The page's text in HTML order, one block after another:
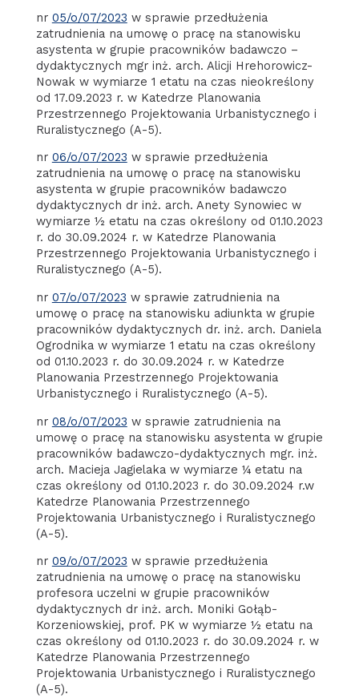
nr 05/o/07/2023 w sprawie przedłużenia
zatrudnienia na umowę o pracę na stanowisku
asystenta w grupie pracowników badawczo –
dydaktycznych mgr inż. arch. Alicji Hrehorowicz-
Nowak w wymiarze 1 etatu na czas nieokreślony
od 17.09.2023 r. w Katedrze Planowania
Przestrzennego Projektowania Urbanistycznego i
Ruralistycznego (A-5).
nr 06/o/07/2023 w sprawie przedłużenia
zatrudnienia na umowę o pracę na stanowisku
asystenta w grupie pracowników badawczo
dydaktycznych dr inż. arch. Anety Synowiec w
wymiarze ½ etatu na czas określony od 01.10.2023
r. do 30.09.2024 r. w Katedrze Planowania
Przestrzennego Projektowania Urbanistycznego i
Ruralistycznego (A-5).
nr 07/o/07/2023 w sprawie zatrudnienia na
umowę o pracę na stanowisku adiunkta w grupie
pracowników dydaktycznych dr. inż. arch. Daniela
Ogrodnika w wymiarze 1 etatu na czas określony
od 01.10.2023 r. do 30.09.2024 r. w Katedrze
Planowania Przestrzennego Projektowania
Urbanistycznego i Ruralistycznego (A-5).
nr 08/o/07/2023 w sprawie zatrudnienia na
umowę o pracę na stanowisku asystenta w grupie
pracowników badawczo-dydaktycznych mgr. inż.
arch. Macieja Jagielaka w wymiarze ¼ etatu na
czas określony od 01.10.2023 r. do 30.09.2024 r.w
Katedrze Planowania Przestrzennego
Projektowania Urbanistycznego i Ruralistycznego
(A-5).
nr 09/o/07/2023 w sprawie przedłużenia
zatrudnienia na umowę o pracę na stanowisku
profesora uczelni w grupie pracowników
dydaktycznych dr inż. arch. Moniki Gołąb-
Korzeniowskiej, prof. PK w wymiarze ½ etatu na
czas określony od 01.10.2023 r. do 30.09.2024 r. w
Katedrze Planowania Przestrzennego
Projektowania Urbanistycznego i Ruralistycznego
(A-5).